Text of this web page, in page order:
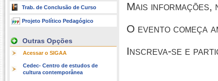
Trab. de Conclusão de Curso
Projeto Político Pedagógico
Outras Opções
Acessar o SIGAA
Cedec- Centro de estudos de
cultura contemporânea
Mais informações,
O evento começa
Inscreva-se e